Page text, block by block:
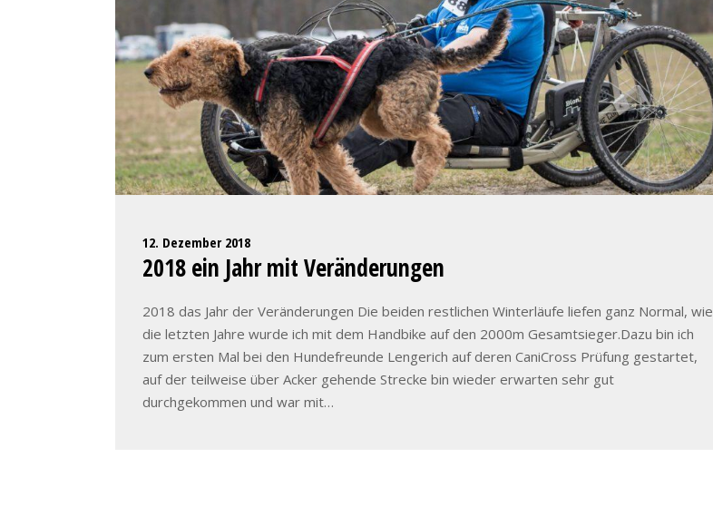
12. Dezember 2018
2018 ein Jahr mit Veränderungen
2018 das Jahr der Veränderungen Die beiden restlichen Winterläufe liefen ganz Normal, wie
die letzten Jahre wurde ich mit dem Handbike auf den 2000m Gesamtsieger.Dazu bin ich
zum ersten Mal bei den Hundefreunde Lengerich auf deren CaniCross Prüfung gestartet,
auf der teilweise über Acker gehende Strecke bin wieder erwarten sehr gut
durchgekommen und war mit…